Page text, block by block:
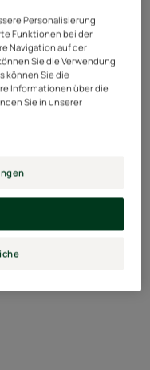
Personalisierung
Funktionen bei der
Navigation auf der
Sie die Verwendung
können Sie die
Informationen über die
Sie in unserer